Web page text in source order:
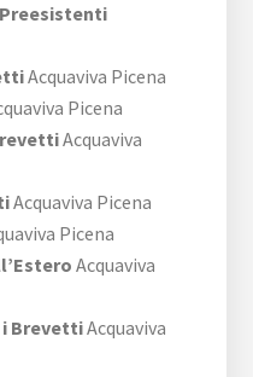
Acquaviva Picena
Picena
Acquaviva
Acquaviva Picena
Picena
Acquaviva
i BrevettiAcquaviva